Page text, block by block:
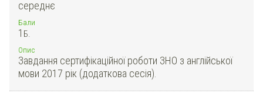
середнє
Бали
1 Б.
Опис
Завдання сертифікаційної роботи ЗНО з англійської
мови 2017 рік (додаткова сесія).